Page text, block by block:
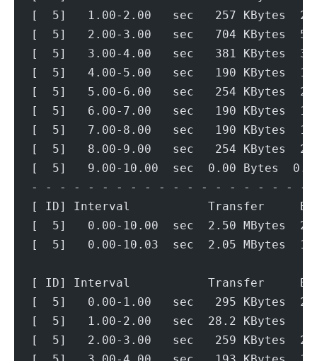
[  5]   1.00-2.00   sec   257 KBytes
[  5]   2.00-3.00   sec   704 KBytes
[  5]   3.00-4.00   sec   381 KBytes
[  5]   4.00-5.00   sec   190 KBytes
[  5]   5.00-6.00   sec   254 KBytes
[  5]   6.00-7.00   sec   190 KBytes
[  5]   7.00-8.00   sec   190 KBytes
[  5]   8.00-9.00   sec   254 KBytes
[  5]   9.00-10.00  sec  0.00 Bytes
- - - - - - - - - - - - - - - - - - - -
[ ID] Interval           Transfer
[  5]   0.00-10.00  sec  2.50 MBytes
[  5]   0.00-10.03  sec  2.05 MBytes
[ ID] Interval           Transfer
[  5]   0.00-1.00   sec   295
[  5]   1.00-2.00   sec  28.2
[  5]   2.00-3.00   sec   259